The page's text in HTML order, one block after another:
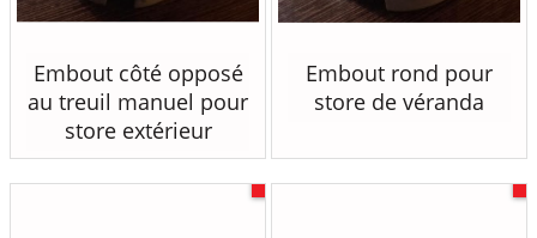
Embout côté opposé
au treuil manuel pour
store extérieur
Embout rond pour
store de véranda